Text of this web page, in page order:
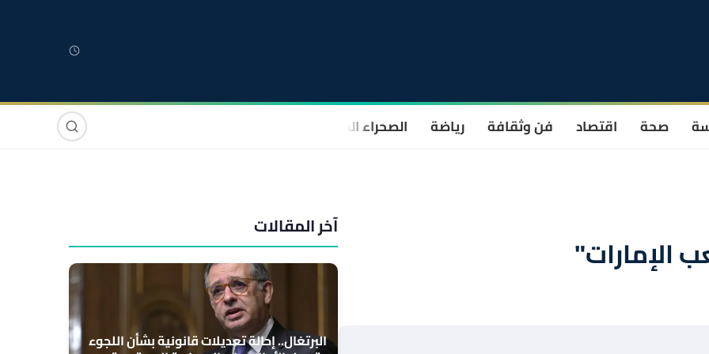
صحة اقتصاد فن وثقافة رياضة الصحراء المغربية صوت وصورة
الإمارات"
آخر المقالات
البرتغال.. إحالة تعديلات قانونية بشأن اللجوء